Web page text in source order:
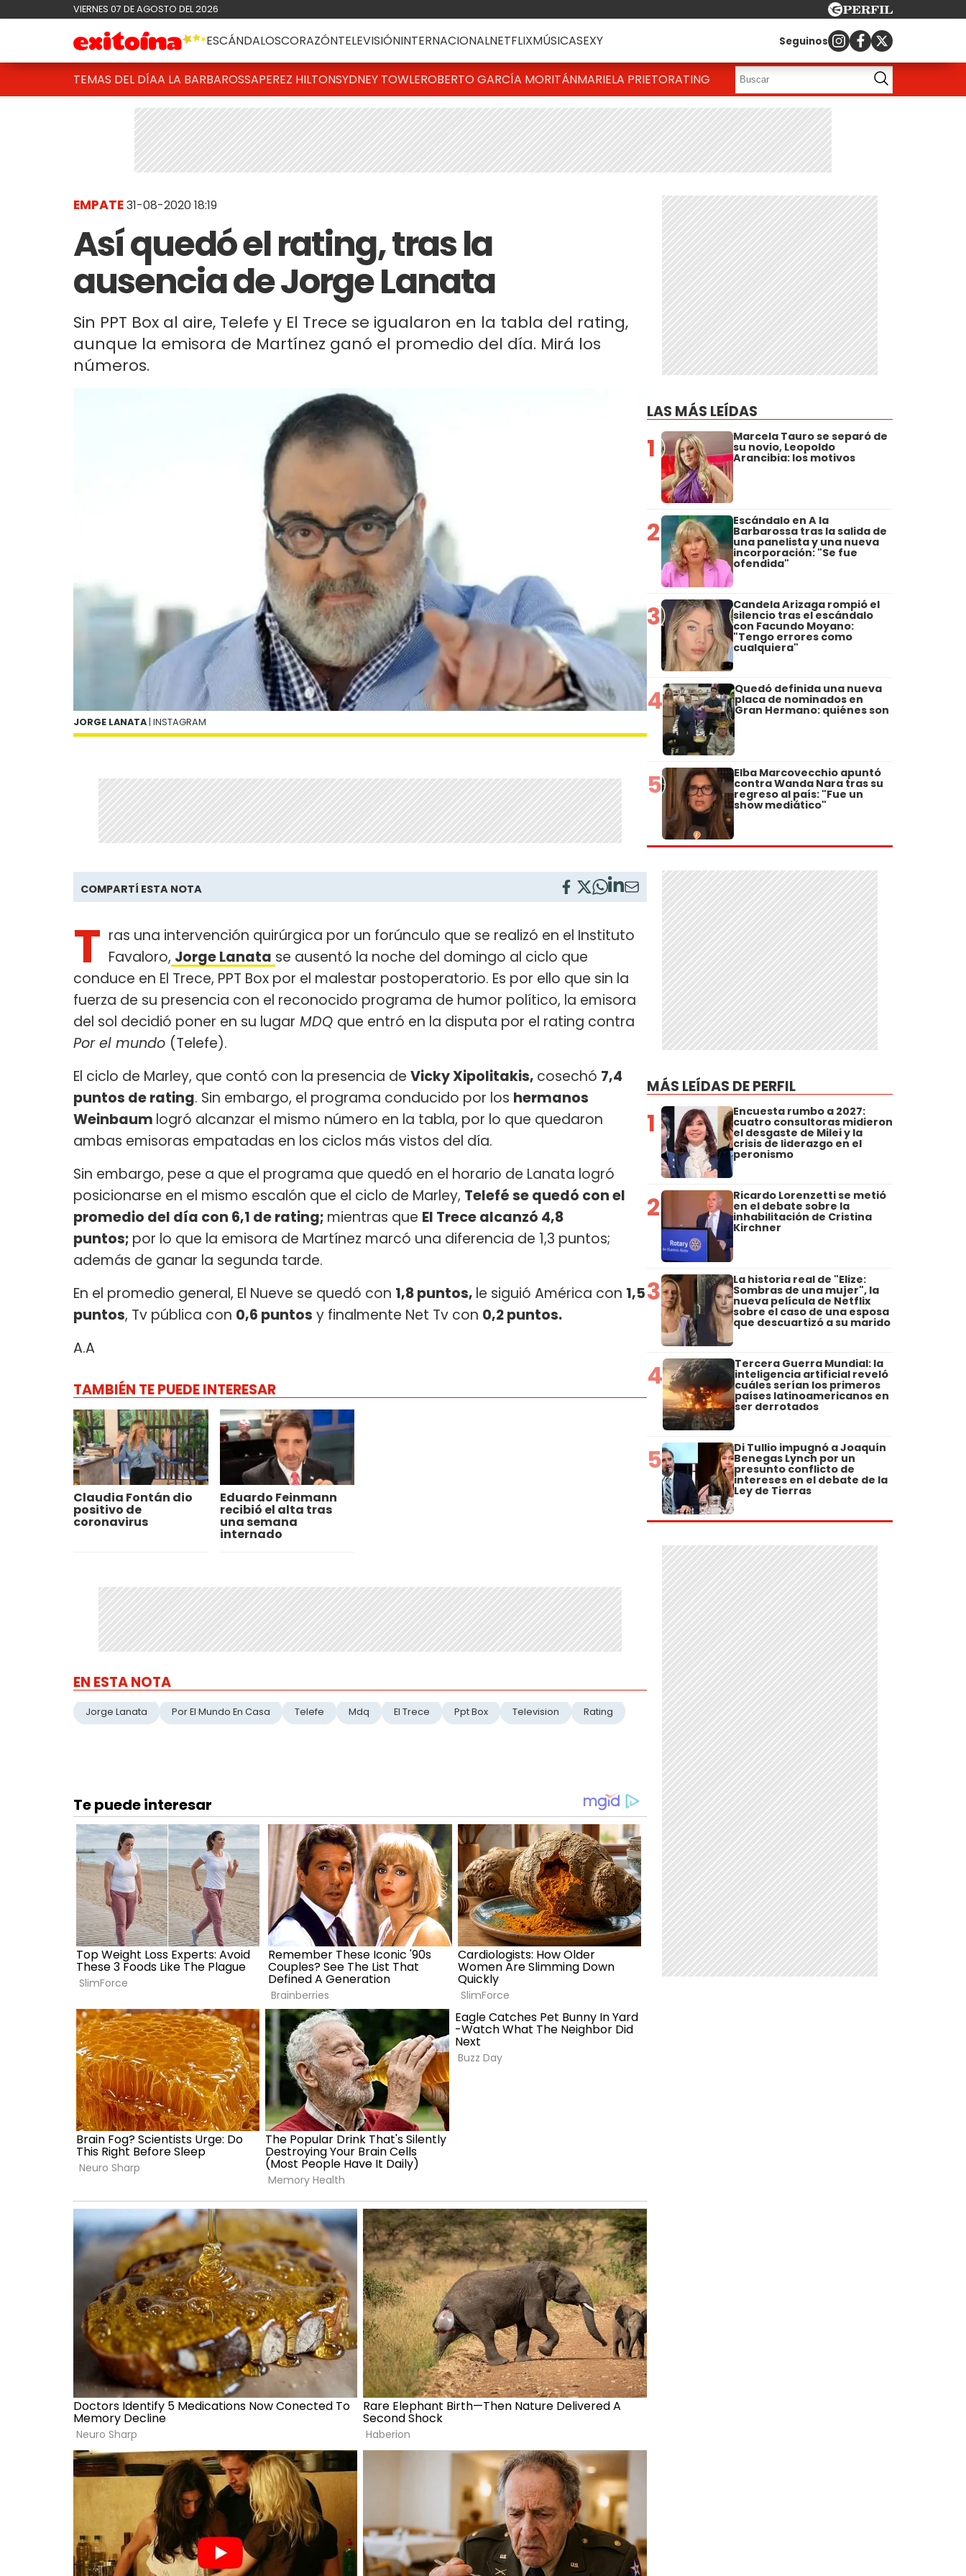
VIERNES 07 DE AGOSTO DEL 2026
ESCÁNDALOSCORAZÓNTELEVISIÓNINTERNACIONALNETFLIXMÚSICASEXY Seguinos
TEMAS DEL DÍAA LA BARBAROSSAPEREZ HILTONSYDNEY TOWLEROBERTO GARCÍA MORITÁNMARIELA PRIETORATING
EMPATE31-08-2020 18:19
Así quedó el rating, tras la
ausencia de Jorge Lanata
Sin PPT Box al aire, Telefe y El Trece se igualaron en la tabla del rating,
aunque la emisora de Martínez ganó el promedio del día. Mirá los
números.
JORGE LANATA | INSTAGRAM
COMPARTÍ ESTA NOTA
T ras una intervención quirúrgica por un forúnculo que se realizó en el Instituto
Favaloro, Jorge Lanata se ausentó la noche del domingo al ciclo que
conduce en El Trece, PPT Box por el malestar postoperatorio. Es por ello que sin la
fuerza de su presencia con el reconocido programa de humor político, la emisora
del sol decidió poner en su lugar MDQ que entró en la disputa por el rating contra
Por el mundo (Telefe).
El ciclo de Marley, que contó con la presencia de Vicky Xipolitakis, cosechó 7,4
puntos de rating. Sin embargo, el programa conducido por los hermanos
Weinbaum logró alcanzar el mismo número en la tabla, por lo que quedaron
ambas emisoras empatadas en los ciclos más vistos del día.
Sin embargo, pese a que el programa que quedó en el horario de Lanata logró
posicionarse en el mismo escalón que el ciclo de Marley, Telefé se quedó con el
promedio del día con 6,1 de rating; mientras que El Trece alcanzó 4,8
puntos; por lo que la emisora de Martínez marcó una diferencia de 1,3 puntos;
además de ganar la segunda tarde.
En el promedio general, El Nueve se quedó con 1,8 puntos, le siguió América con 1,5
puntos, Tv pública con 0,6 puntos y finalmente Net Tv con 0,2 puntos.
A.A
TAMBIÉN TE PUEDE INTERESAR
Claudia Fontán dio
positivo de
coronavirus
Eduardo Feinmann
recibió el alta tras
una semana
internado
EN ESTA NOTA
Jorge Lanata Por El Mundo En Casa Telefe Mdq El Trece Ppt Box Television Rating
LAS MÁS LEÍDAS
1 Marcela Tauro se separó de
su novio, Leopoldo
Arancibia: los motivos
2 Escándalo en A la
Barbarossa tras la salida de
una panelista y una nueva
incorporación: "Se fue
ofendida"
3 Candela Arizaga rompió el
silencio tras el escándalo
con Facundo Moyano:
"Tengo errores como
cualquiera"
4 Quedó definida una nueva
placa de nominados en
Gran Hermano: quiénes son
5 Elba Marcovecchio apuntó
contra Wanda Nara tras su
regreso al país: "Fue un
show mediático"
MÁS LEÍDAS DE PERFIL
1 Encuesta rumbo a 2027:
cuatro consultoras midieron
el desgaste de Milei y la
crisis de liderazgo en el
peronismo
2 Ricardo Lorenzetti se metió
en el debate sobre la
inhabilitación de Cristina
Kirchner
3 La historia real de "Elize:
Sombras de una mujer", la
nueva película de Netflix
sobre el caso de una esposa
que descuartizó a su marido
4 Tercera Guerra Mundial: la
inteligencia artificial reveló
cuáles serían los primeros
países latinoamericanos en
ser derrotados
5 Di Tullio impugnó a Joaquín
Benegas Lynch por un
presunto conflicto de
intereses en el debate de la
Ley de Tierras